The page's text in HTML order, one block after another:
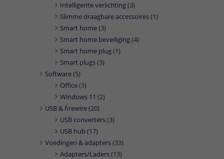
Intelligente verlichting(3)
Slimme draagbare accessoires(1)
Smart home(3)
Smart home beveiliging(4)
Smart home plug(1)
Smart plugs(3)
Software(5)
Office(3)
Windows 11 (2)
USB & firewire(20)
USB converters(3)
USB hub (17)
Voedingen & adapters(33)
Adapters/Laders(13)